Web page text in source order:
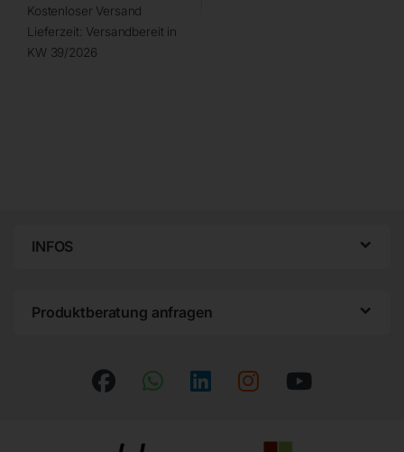
Kostenloser Versand
Lieferzeit: Versandbereit in
KW 39/2026
INFOS
Produktberatung anfragen